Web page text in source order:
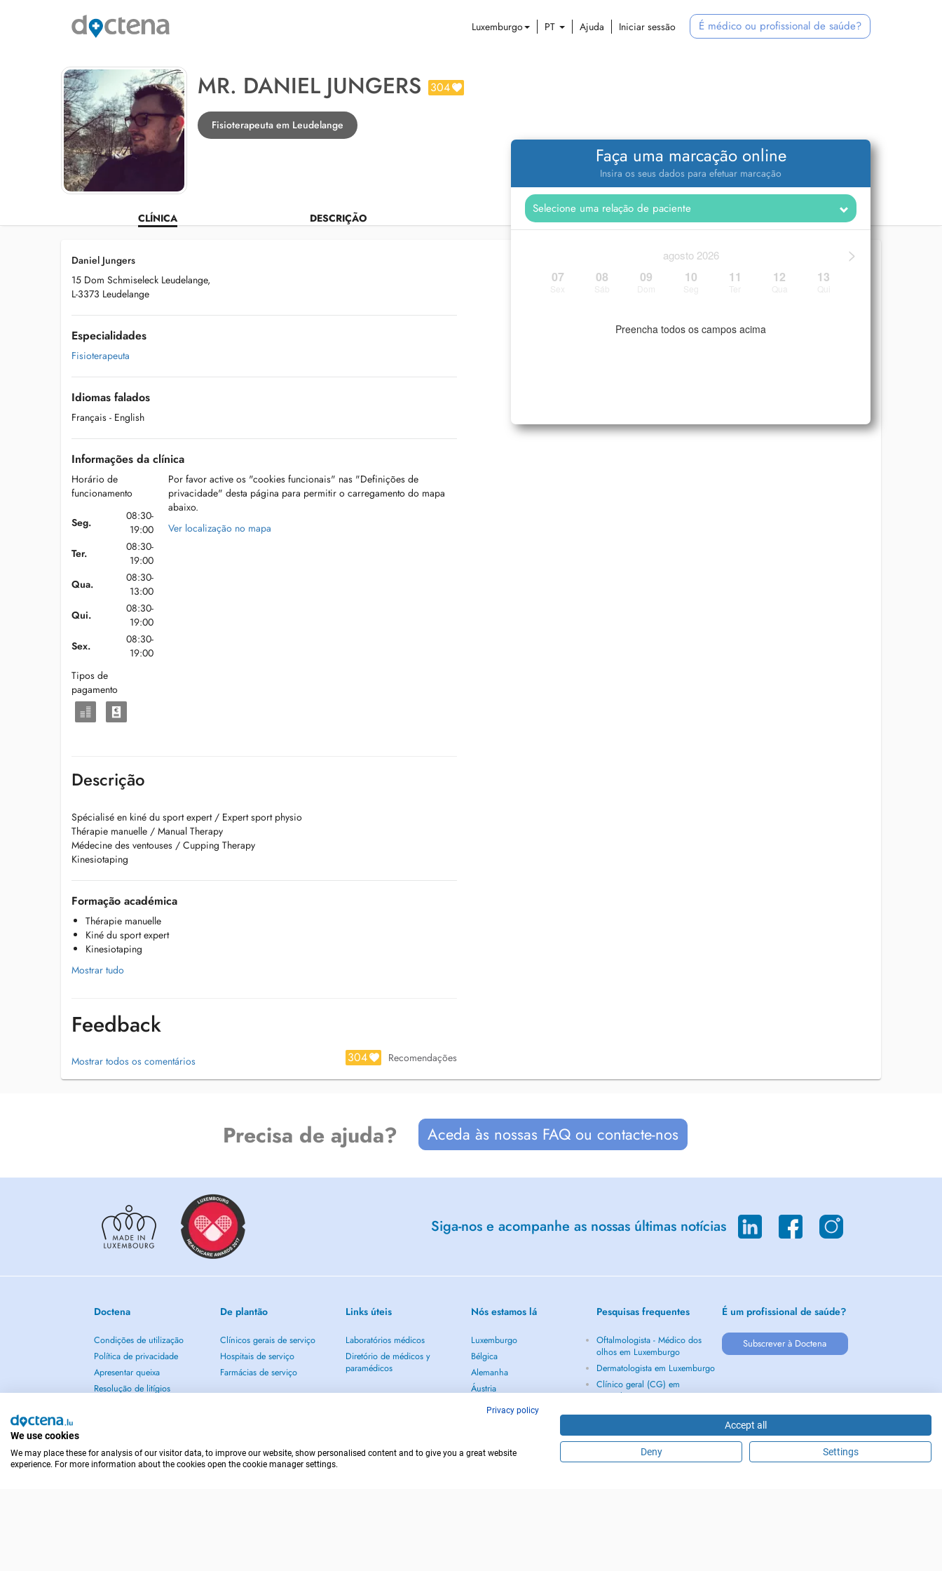
Luxemburgo PT Ajuda Iniciar sessão É médico ou profissional de saúde?
MR. DANIEL JUNGERS 304
Fisioterapeuta em Leudelange
CLÍNICA DESCRIÇÃO
Faça uma marcação online
Insira os seus dados para efetuar marcação
>
agosto 2026
07 08 09 10 11 12 13
Preencha todos os campos acima
Daniel Jungers
15 Dom Schmiseleck Leudelange,
L-3373 Leudelange
Especialidades
Fisioterapeuta
Idiomas falados
Français - English
Informações da clínica
Horário de
funcionamento
Seg.
08:30-
19:00
Ter.
08:30-
19:00
Qua.
08:30-
13:00
Qui.
08:30-
19:00
Sex.
08:30-
19:00
Tipos de
pagamento
Por favor active os "cookies funcionais" nas "Definições de
privacidade" desta página para permitir o carregamento do mapa
abaixo.
Ver localização no mapa
Descrição
Spécialisé en kiné du sport expert / Expert sport physio
Thérapie manuelle / Manual Therapy
Médecine des ventouses / Cupping Therapy
Kinesiotaping
Formação académica
Thérapie manuelle
Kiné du sport expert
Kinesiotaping
Mostrar tudo
Feedback
Mostrar todos os comentários 304 Recomendações
Precisa de ajuda? Aceda às nossas FAQ ou contacte-nos
Siga-nos e acompanhe as nossas últimas notícias
Doctena
Condições de utilização
Política de privacidade
Apresentar queixa
Resolução de litígios
Carreiras
Contacte-nos
De plantão
Clínicos gerais de serviço
Hospitais de serviço
Farmácias de serviço
Links úteis
Laboratórios médicos
Diretório de médicos y
paramédicos
Nós estamos lá
Luxemburgo
Bélgica
Alemanha
Áustria
Suíça
Pesquisas frequentes
Oftalmologista - Médico dos
olhos em Luxemburgo
Dermatologista em Luxemburgo
Clínico geral (CG) em
Luxemburgo
Ginecologista em Luxemburgo
É um profissional de saúde?
Subscrever à Doctena
Privacy policy
We use cookies
We may place these for analysis of our visitor data, to improve our website, show personalised content and to give you a great website
experience. For more information about the cookies open the cookie manager settings.
Accept all
Deny Settings